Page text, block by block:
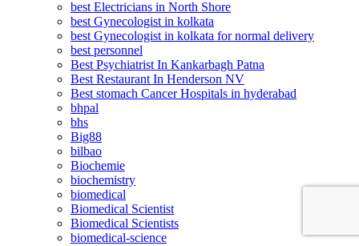
best Electricians in North Shore
best Gynecologist in kolkata
best Gynecologist in kolkata for normal delivery
best personnel
Best Psychiatrist In Kankarbagh Patna
Best Restaurant In Henderson NV
Best stomach Cancer Hospitals in hyderabad
bhpal
bhs
Big88
bilbao
Biochemie
biochemistry
biomedical
Biomedical Scientist
Biomedical Scientists
biomedical-science